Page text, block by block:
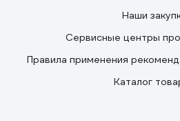
Наши
Сервисные центры
Правила применения
Каталог